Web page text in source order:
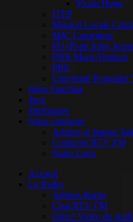
Victor Hugo
ITEP
Mission Locale
MJC Carpentras
PIJ (Point Infos
PNR Mont-Ventoux
PRE
Université Populaire
Infos Vaucluse
Jeux
Partenaires
Nous contacter
Artistes et Jeunes
Contacter RTV FM
Notre Logo
Accueil
La Radio
Ateliers Radio
Chat RTV FM
Direct Video du